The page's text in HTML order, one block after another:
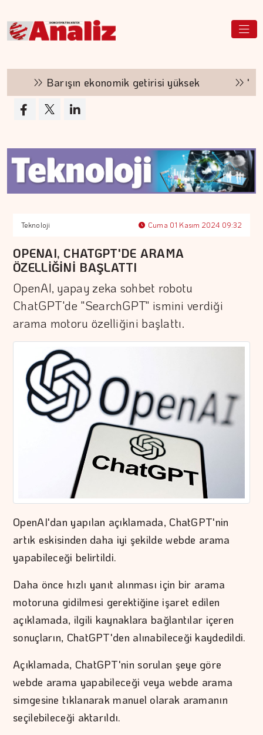
Barışın ekonomik getirisi yüksek
Teknoloji Cuma 01 Kasım 2024 09:32
OPENAI, CHATGPT'DE ARAMA
ÖZELLİĞİNİ BAŞLATTI
OpenAI, yapay zeka sohbet robotu
ChatGPT'de "SearchGPT" ismini verdiği
arama motoru özelliğini başlattı.
OpenAI'dan yapılan açıklamada, ChatGPT'nin
artık eskisinden daha iyi şekilde webde arama
yapabileceği belirtildi.
Daha önce hızlı yanıt alınması için bir arama
motoruna gidilmesi gerektiğine işaret edilen
açıklamada, ilgili kaynaklara bağlantılar içeren
sonuçların, ChatGPT'den alınabileceği kaydedildi.
Açıklamada, ChatGPT'nin sorulan şeye göre
webde arama yapabileceği veya webde arama
simgesine tıklanarak manuel olarak aramanın
seçilebileceği aktarıldı.